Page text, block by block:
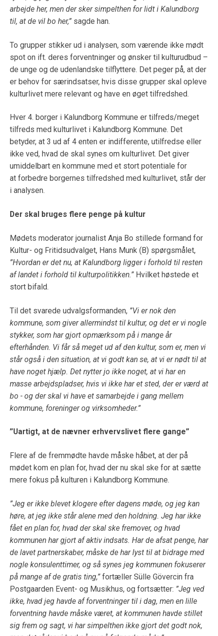
arbejde her, men der sker simpelthen for lidt i Kalundborg
til, at de vil bo her,” sagde han.
To grupper stikker ud i analysen, som værende ikke mødt
spot on ift. deres forventninger og ønsker til kulturudbud –
de unge og de udenlandske tilflyttere. Det peger på, at der
er behov for særindsatser, hvis disse grupper skal opleve
kulturlivet mere relevant og have en øget tilfredshed.
Hver 4. borger i Kalundborg Kommune er tilfreds/meget
tilfreds med kulturlivet i Kalundborg Kommune. Det
betyder, at 3 ud af 4 enten er indifferente, utilfredse eller
ikke ved, hvad de skal synes om kulturlivet. Det giver
umiddelbart en kommune med et stort potentiale for
at forbedre borgernes tilfredshed med kulturlivet, står der
i analysen.
Der skal bruges flere penge på kultur
Mødets moderator journalist Anja Bo stillede formand for
Kultur- og Fritidsudvalget, Hans Munk (B) spørgsmålet,
”Hvordan er det nu, at Kalundborg ligger i forhold til resten
af landet i forhold til kulturpolitikken.” Hvilket høstede et
stort bifald.
Til det svarede udvalgsformanden, ”Vi er nok den
kommune, som giver allermindst til kultur, og det er vi nogle
stykker, som har gjort opmærksom på i mange år
efterhånden. Vi får så meget ud af den kultur, som er, men vi
står også i den situation, at vi godt kan se, at vi er nødt til at
have noget hjælp. Det nytter jo ikke noget, at vi har en
masse arbejdspladser, hvis vi ikke har et sted, der er værd at
bo - og der skal vi have et samarbejde i gang mellem
kommune, foreninger og virksomheder.”
”Uartigt, at de nævner erhvervslivet flere gange”
Flere af de fremmødte havde måske håbet, at der på
mødet kom en plan for, hvad der nu skal ske for at sætte
mere fokus på kulturen i Kalundborg Kommune.
”Jeg er ikke blevet klogere efter dagens møde, og jeg kan
høre, at jeg ikke står alene med den holdning. Jeg har ikke
fået en plan for, hvad der skal ske fremover, og hvad
kommunen har gjort af aktiv indsats. Har de afsat penge, har
de lavet partnerskaber, måske de har lyst til at bidrage med
nogle konsulenttimer, og så synes jeg kommunen fokuserer
på mange af de gratis ting,” fortæller Sülle Gövercin fra
Postgaarden Event- og Musikhus, og fortsætter: ”Jeg ved
ikke, hvad jeg havde af forventninger til i dag, men en lille
forventning havde måske været, at kommunen havde stillet
sig frem og sagt, vi har simpelthen ikke gjort det godt nok,